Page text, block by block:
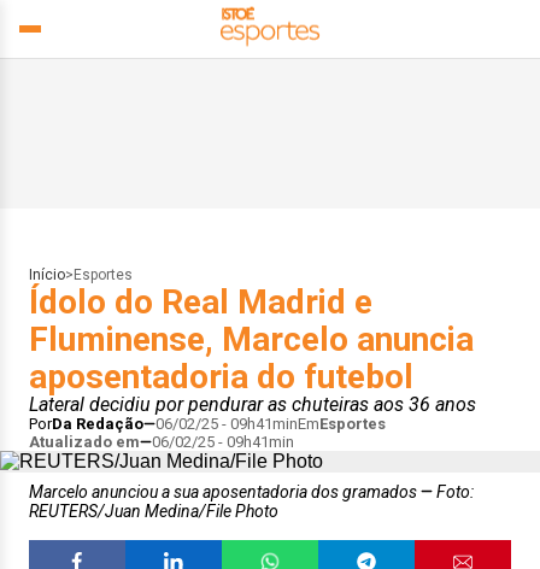
Início> Esportes
Ídolo do Real Madrid e
Fluminense, Marcelo anuncia
aposentadoria do futebol
Lateral decidiu por pendurar as chuteiras aos 36 anos
PorDa Redação 06/02/25 - 09h41minEmEsportes
Atualizado em
06/02/25 - 09h41min
Marcelo anunciou a sua aposentadoria dos gramados
Foto:
REUTERS/Juan Medina/File Photo